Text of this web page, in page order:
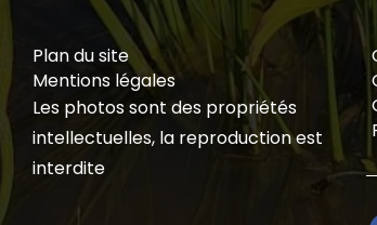
Plan du site
Mentions légales
Les photos sont des propriétés
intellectuelles, la reproduction est
interdite